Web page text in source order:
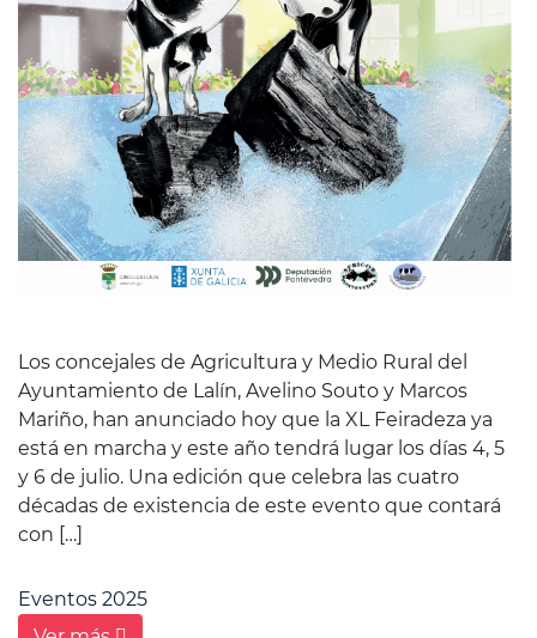
Los concejales de Agricultura y Medio Rural del
Ayuntamiento de Lalín, Avelino Souto y Marcos
Mariño, han anunciado hoy que la XL Feiradeza ya
está en marcha y este año tendrá lugar los días 4, 5
y 6 de julio. Una edición que celebra las cuatro
décadas de existencia de este evento que contará
con […]
Eventos 2025